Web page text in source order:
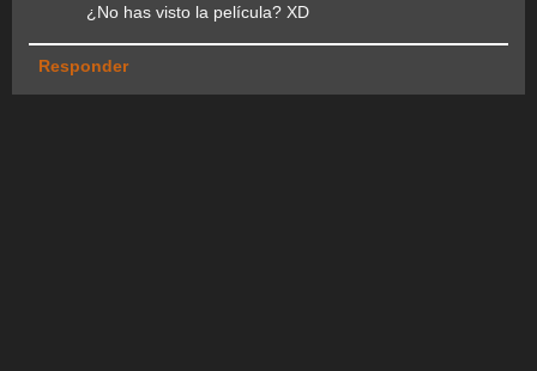
¿No has visto la película? XD
Responder